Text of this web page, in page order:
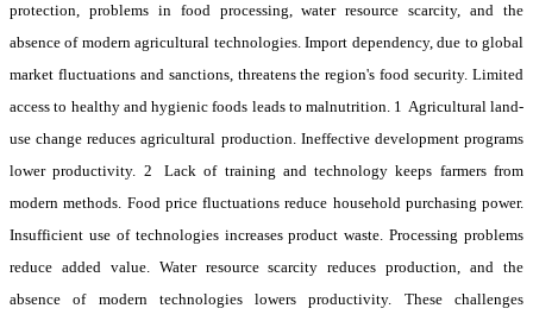
protection, problems in food processing, water resource scarcity, and the
absence of modern agricultural technologies. Import dependency, due to global
market fluctuations and sanctions, threatens the region's food security. Limited
access to healthy and hygienic foods leads to malnutrition. 1 Agricultural land-
use change reduces agricultural production. Ineffective development programs
lower productivity. 2
Lack of training and technology keeps farmers from
modern methods. Food price fluctuations reduce household purchasing power.
Insufficient use of technologies increases product waste. Processing problems
reduce added value. Water resource scarcity reduces production, and the
absence of modern technologies lowers productivity. These challenges